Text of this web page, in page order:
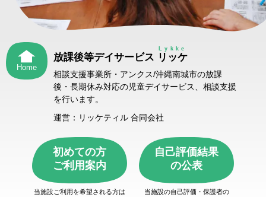
Home
放課後等デイサービス リッケ
Lykke
相談支援事業所・アンクス/沖縄南城市の放課
後・長期休み対応の児童デイサービス、相談支援
を行います。
運営：リッケティル 合同会社
初めての方
ご利用案内
当施設ご利用を希望される方は
自己評価結果
の公表
当施設の自己評価・保護者の